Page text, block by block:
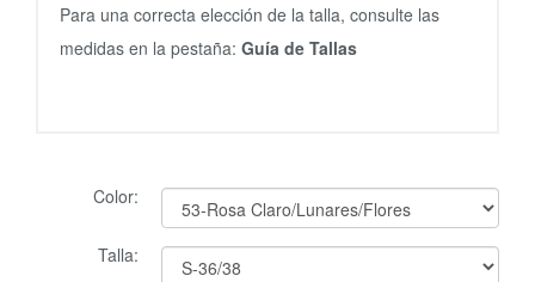
Para una correcta elección de la talla, consulte las
medidas en la pestaña: Guía de Tallas
Color:
Talla: